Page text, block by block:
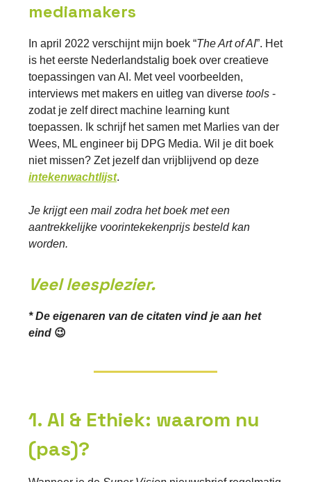
mediamakers
In april 2022 verschijnt mijn boek “The Art of AI”. Het
is het eerste Nederlandstalig boek over creatieve
toepassingen van AI. Met veel voorbeelden,
interviews met makers en uitleg van diverse tools -
zodat je zelf direct machine learning kunt
toepassen. Ik schrijf het samen met Marlies van der
Wees, ML engineer bij DPG Media. Wil je dit boek
niet missen? Zet jezelf dan vrijblijvend op deze
intekenwachtlijst.
Je krijgt een mail zodra het boek met een
aantrekkelijke voorintekekenprijs besteld kan
worden.
Veel leesplezier.
* De eigenaren van de citaten vind je aan het
eind 😉
1. AI & Ethiek: waarom nu
(pas)?